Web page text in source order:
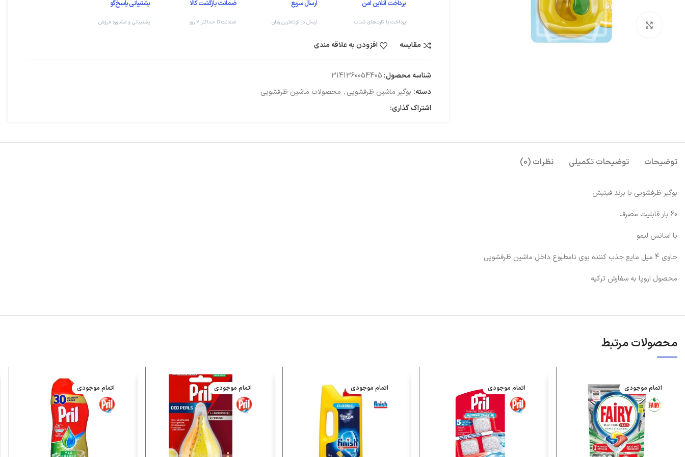
بزرگنمایی تصویر
پرداخت آنلاین امن
پرداخت با کارت‌های شتاب
ارسال سریع
ارسال در کوتاه‌ترین زمان
ضمانت بازگشت کالا
ضمانت تا حداکثر ۷ روز
پشتیبانی پاسخ‌گو
پشتیبانی و مشاوره فروش
مقایسه افزودن به علاقه مندی
شناسه محصول: 3141360054405
دسته: بوگیر ماشین ظرفشویی, محصولات ماشین ظرفشویی
اشتراک گذاری:
توضیحات توضیحات تکمیلی نظرات (0)
بوگیر ظرفشویی با برند فینیش
60 بار قابلیت مصرف
با اسانس لیمو
حاوی 4 میل مایع جذب کننده بوی نامطبوع داخل ماشین ظرفشویی
محصول اروپا به سفارش ترکیه
محصولات مرتبط
اتمام موجودی اتمام موجودی اتمام موجودی اتمام موجودی اتمام موجودی